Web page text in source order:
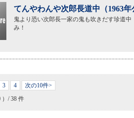
てんやわんや次郎長道中（1963年
鬼より恐い次郎長一家の鬼も吹きだす珍道
み！
3 4
次の10件>
）/ 38 件